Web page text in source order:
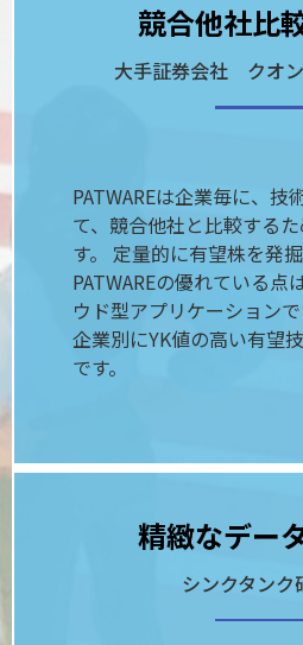
競合他社比
大手証券会社 クオ
PATWAREは企業毎に、技
て、競合他社と比較する
す。 定量的に有望株を発
PATWAREの優れている点
ウド型アプリケーションで
企業別にYK値の高い有望
です。
精緻なデー
シンクタンク